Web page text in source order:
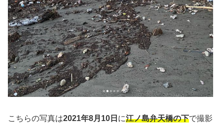
こちらの写真は2021年8月10日 に江ノ島弁天橋の下で撮影